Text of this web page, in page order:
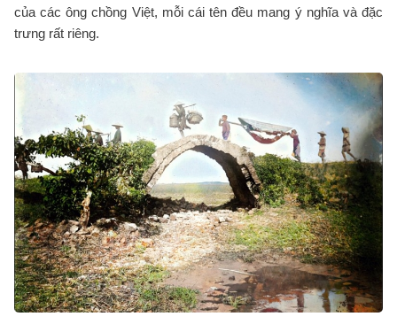
của các ông chồng Việt, mỗi cái tên đều mang ý nghĩa và đặc
trưng rất riêng.